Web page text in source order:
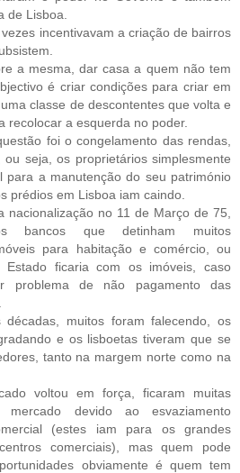
de Lisboa.
incentivavam a criação de bairros
a mesma, dar casa a quem não tem
é criar condições para criar em
classe de descontentes que volta e
recolocar a esquerda no poder.
foi o congelamento das rendas,
seja, os proprietários simplesmente
para a manutenção do seu património
prédios em Lisboa iam caindo.
nacionalização no 11 de Março de 75,
bancos que detinham muitos
para habitação e comércio, ou
ficaria com os imóveis, caso
problema de não pagamento das
décadas, muitos foram falecendo, os
e os lisboetas tiveram que se
tanto na margem norte como na
voltou em força, ficaram muitas
mercado devido ao esvaziamento
(estes iam para os grandes
comerciais), mas quem pode
obviamente é quem tem